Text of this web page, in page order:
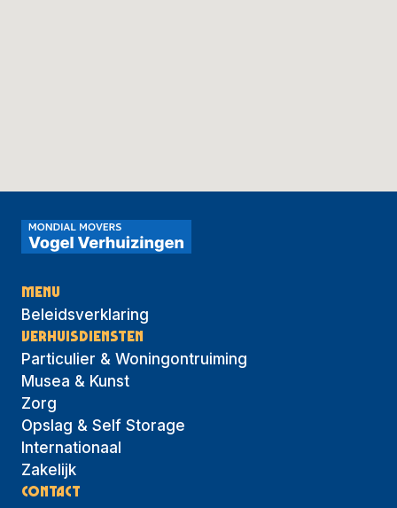
google maps html generator
MENU
Beleidsverklaring
VERHUISDIENSTEN
Particulier & Woningontruiming
Musea & Kunst
Zorg
Opslag & Self Storage
Internationaal
Zakelijk
CONTACT